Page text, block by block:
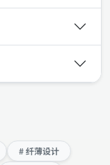
# 纤薄设计